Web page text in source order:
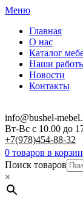
Меню
Главная
О нас
Каталог
Наши
Новости
Контакты
info@bushel-
Вт-Вс c 10.00 до
+7(978)454-88-32
0 товаров в
Поиск товаров
×